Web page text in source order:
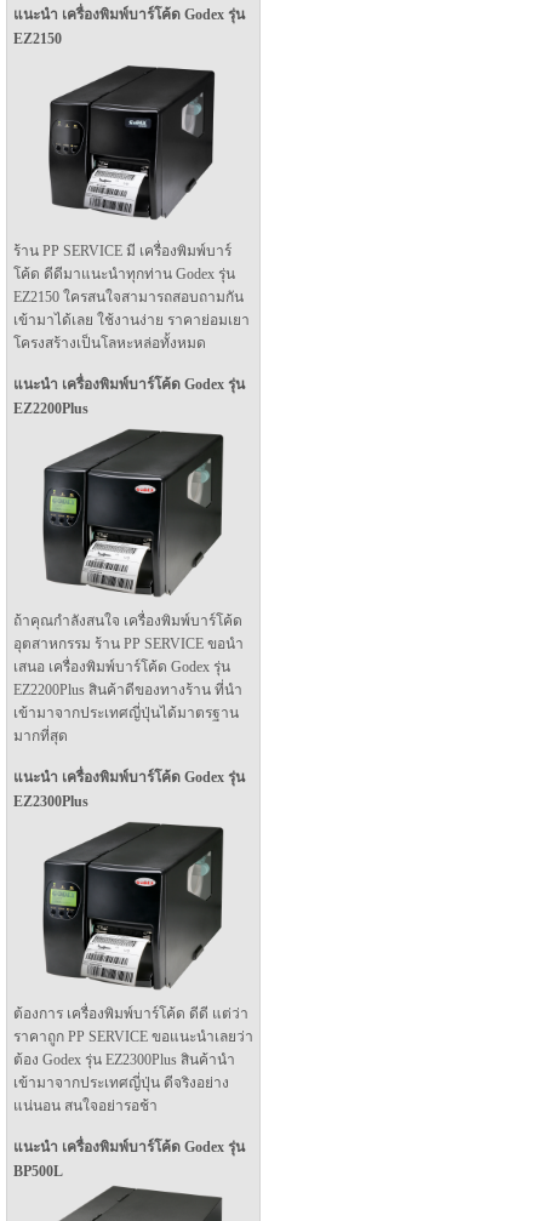
แนะนำ เครื่องพิมพ์บาร์โค้ด Godex รุ่น
EZ2150
ร้าน PP SERVICE มี เครื่องพิมพ์บาร์
โค้ด ดีดีมาแนะนำทุกท่าน Godex รุ่น
EZ2150 ใครสนใจสามารถสอบถามกัน
เข้ามาได้เลย ใช้งานง่าย ราคาย่อมเยา
โครงสร้างเป็นโลหะหล่อทั้งหมด
แนะนำ เครื่องพิมพ์บาร์โค้ด Godex รุ่น
EZ2200Plus
ถ้าคุณกำลังสนใจ เครื่องพิมพ์บาร์โค้ด
อุตสาหกรรม ร้าน PP SERVICE ขอนำ
เสนอ เครื่องพิมพ์บาร์โค้ด Godex รุ่น
EZ2200Plus สินค้าดีของทางร้าน ที่นำ
เข้ามาจากประเทศญี่ปุ่นได้มาตรฐาน
มากที่สุด
แนะนำ เครื่องพิมพ์บาร์โค้ด Godex รุ่น
EZ2300Plus
ต้องการ เครื่องพิมพ์บาร์โค้ด ดีดี แต่ว่า
ราคาถูก PP SERVICE ขอแนะนำเลยว่า
ต้อง Godex รุ่น EZ2300Plus สินค้านำ
เข้ามาจากประเทศญี่ปุ่น ดีจริงอย่าง
แน่นอน สนใจอย่ารอช้า
แนะนำ เครื่องพิมพ์บาร์โค้ด Godex รุ่น
BP500L